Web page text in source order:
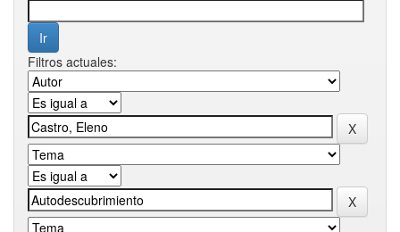
Filtros actuales: